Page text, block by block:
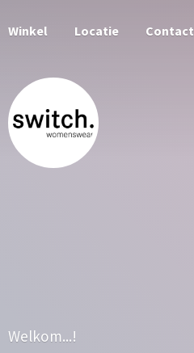
Winkel Locatie Contact
Welkom...!